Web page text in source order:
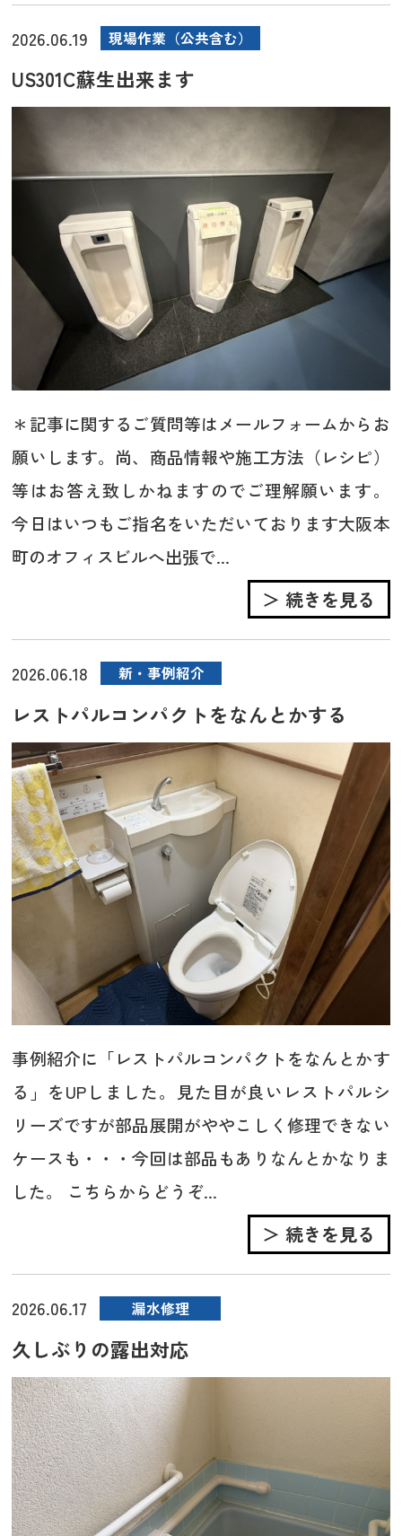
2026.06.19 現場作業（公共含む）
US301C蘇生出来ます
＊記事に関するご質問等はメールフォームからお
願いします。尚、商品情報や施工方法（レシピ）
等はお答え致しかねますのでご理解願います。
今日はいつもご指名をいただいております大阪本
町のオフィスビルへ出張で...
＞ 続きを見る
2026.06.18 新・事例紹介
レストパルコンパクトをなんとかする
事例紹介に「レストパルコンパクトをなんとかす
る」をUPしました。見た目が良いレストパルシ
リーズですが部品展開がややこしく修理できない
ケースも・・・今回は部品もありなんとかなりま
した。 こちらからどうぞ...
＞ 続きを見る
2026.06.17 漏水修理
久しぶりの露出対応